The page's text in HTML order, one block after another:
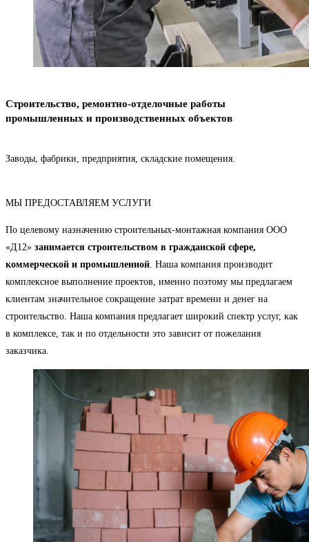
Строительство, ремонтно-отделочные работы
промышленных и производственных объектов
Заводы, фабрики, предприятия, складские помещения.
МЫ ПРЕДОСТАВЛЯЕМ УСЛУГИ
По целевому назначению строительных-монтажная компания ООО
«Д12» занимается строительством в гражданской сфере,
коммерческой и промышленной. Наша компания производит
комплексное выполнение проектов, именно поэтому мы предлагаем
клиентам значительное сокращение затрат времени и денег на
строительство. Наша компания предлагает широкий спектр услуг, как
в комплексе, так и по отдельности это зависит от пожелания
заказчика.